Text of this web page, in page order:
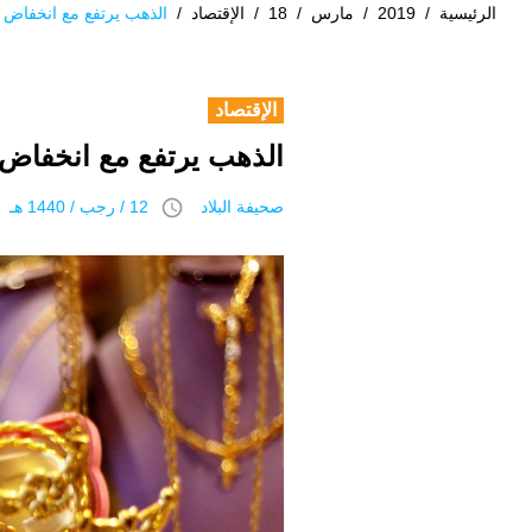
الرئيسية /
2019
/ مارس /
18
/ الإقتصاد / الذهب يرتفع مع انخفاض
الإقتصاد
الذهب يرتفع مع انخفاض
صحيفة البلاد access_time 12 / رجب / 1440 هـ 18 مارس 2019